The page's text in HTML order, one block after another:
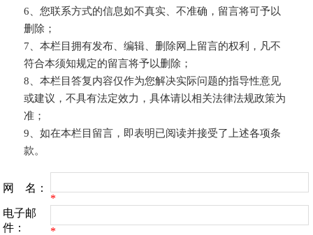
6、您联系方式的信息如不真实、不准确，留言将可予以
删除；
7、本栏目拥有发布、编辑、删除网上留言的权利，凡不
符合本须知规定的留言将予以删除；
8、本栏目答复内容仅作为您解决实际问题的指导性意见
或建议，不具有法定效力，具体请以相关法律法规政策为
准；
9、如在本栏目留言，即表明已阅读并接受了上述各项条
款。